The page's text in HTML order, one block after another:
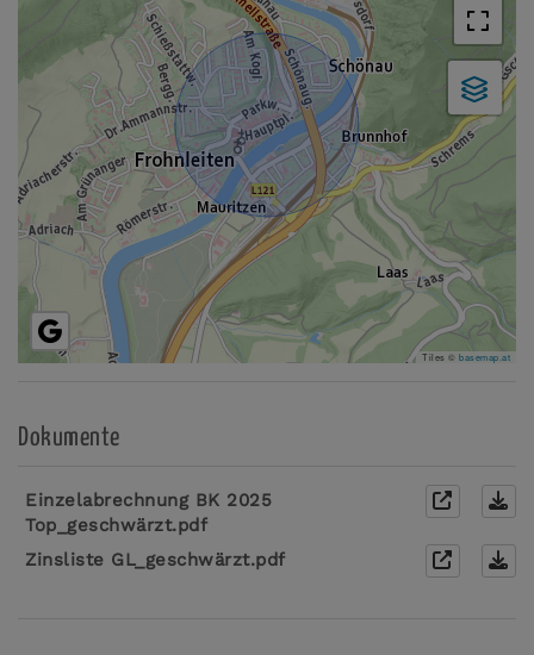
Tiles © basemap.at
Dokumente
Einzelabrechnung BK 2025
Top_geschwärzt.pdf
Zinsliste GL_geschwärzt.pdf